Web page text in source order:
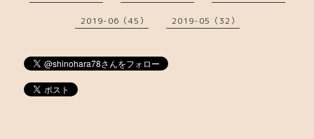
2019-06（45） 2019-05（32）